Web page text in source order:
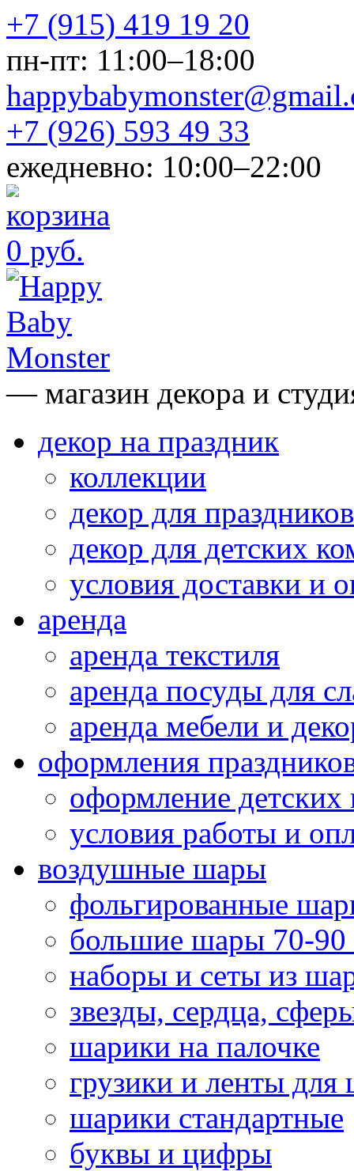
+7 (915) 419 19 20
пн-пт: 11:00–18:00
+7 (926) 593 49 33
ежедневно: 10:00–22:00
0 руб.
— магазин декора и
декор на праздник
коллекции
декор для праздников
декор для детских
условия доставки и
аренда
аренда текстиля
аренда посуды для
аренда мебели и
оформления
оформление детских
условия работы и
воздушные шары
фольгированные
большие шары 70-90
наборы и сеты из
звезды, сердца,
шарики на палочке
грузики и ленты для
шарики стандартные
буквы и цифры